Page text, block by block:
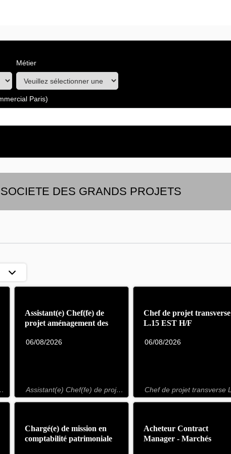
Métier
Paris)
DES GRANDS PROJETS
contractuel L18 F/H
Assistant(e) Chef(fe) de
projet aménagement des
06/08/2026
Assistant(e) Chef(fe) de projet aménagement des gares F/H
Chef de projet transverse
L.15 EST H/F
06/08/2026
Chargé(e) de mission en
comptabilité patrimoniale
Acheteur Contract
Manager - Marchés